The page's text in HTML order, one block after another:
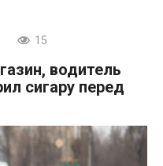
15
водитель
сигару перед